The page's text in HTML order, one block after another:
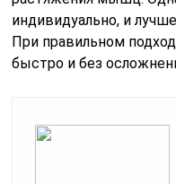
индивидуально, и
При правильном
быстро и без